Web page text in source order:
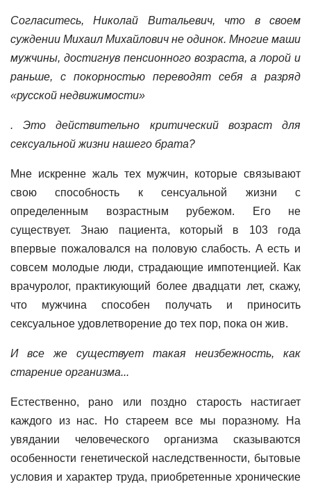
Согласитесь, Николай Витальевич, что в своем
суждении Михаил Михайлович не одинок. Многие маши
мужчины, достигнув пенсионного возраста, а лорой и
раньше, с покорностью переводят себя а разряд
«русской недвижимости»
. Это действительно критический возраст для
сексуальной жизни нашего брата?
Мне искренне жаль тех мужчин, которые связывают
свою способность к сенсуальной жизни с
определенным возрастным рубежом. Его не
существует. Знаю пациента, который в 103 года
впервые пожаловался на половую слабость. А есть и
совсем молодые люди, страдающие импотенцией. Как
врачуролог, практикующий более двадцати лет, скажу,
что мужчина способен получать и приносить
сексуальное удовлетворение до тех пор, пока он жив.
И все же существует такая неизбежность, как
старение организма...
Естественно, рано или поздно старость настигает
каждого из нас. Но стареем все мы поразному. На
увядании человеческого организма сказываются
особенности генетической наследственности, бытовые
условия и характер труда, приобретенные хронические